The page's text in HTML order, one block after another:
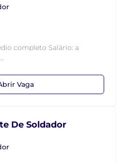
completo Salário: a
Vaga
De Soldador